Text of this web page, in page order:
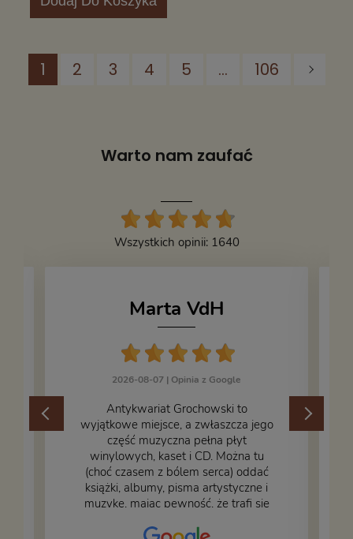
1 2 3 4 5 ... 106
Warto nam zaufać
Wszystkich opinii: 1640
Marta VdH
2026-08-07 | Opinia z Google
​Antykwariat Grochowski to
wyjątkowe miejsce, a zwłaszcza jego
część muzyczna pełna płyt
winylowych, kaset i CD. Można tu
(choć czasem z bólem serca) oddać
książki, albumy, pisma artystyczne i
muzykę, mając pewność, że trafi się
– nasze książki w trakcie